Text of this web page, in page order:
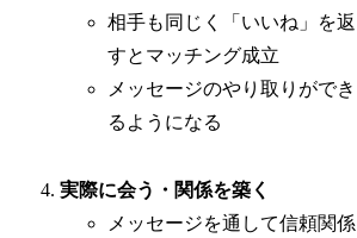
相手も同じく「いいね」を返
すとマッチング成立
メッセージのやり取りができ
るようになる
実際に会う・関係を築く
メッセージを通して信頼関係